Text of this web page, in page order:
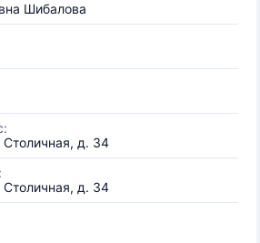
Шибалова
Столичная, д. 34
Столичная, д. 34